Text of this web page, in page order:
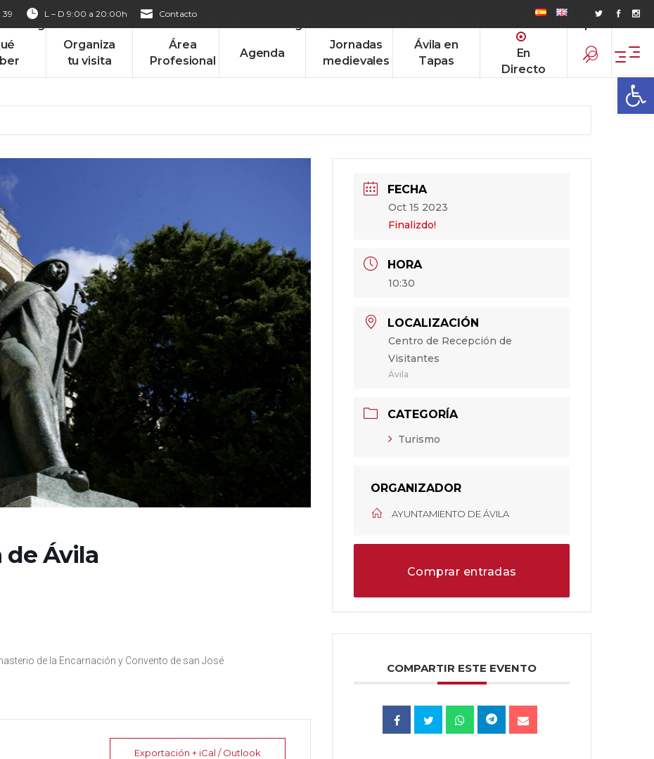
39 L – D 9:00 a 20:00h Contacto
Organiza
tu visita
Área
Profesional
Agenda
Jornadas
medievales
Ávila en
Tapas
En
Directo
Organiza tu visita
de Ávila
de la Encarnación y Convento de san José
Exportación + iCal / Outlook
FECHA
Oct 15 2023
Finalizdo!
HORA
10:30
LOCALIZACIÓN
Centro de Recepción de
Visitantes
Ávila
CATEGORÍA
Turismo
ORGANIZADOR
AYUNTAMIENTO DE ÁVILA
Comprar entradas
COMPARTIR ESTE EVENTO